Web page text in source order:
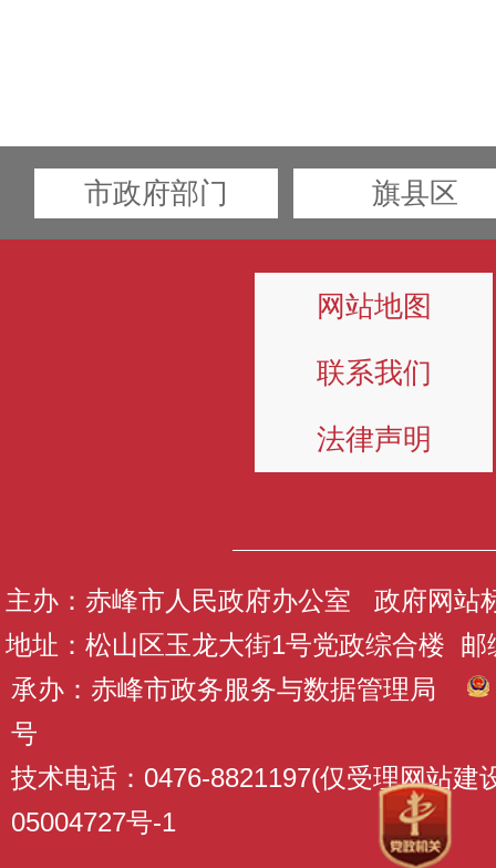
市政府部门 旗县区
网站地图
联系我们
法律声明
主办：赤峰市人民政府办公室 政府网站
地址：松山区玉龙大街1号党政综合楼 邮
承办：赤峰市政务服务与数据管理局
号
技术电话：0476-8821197(仅受理网站建
05004727号-1